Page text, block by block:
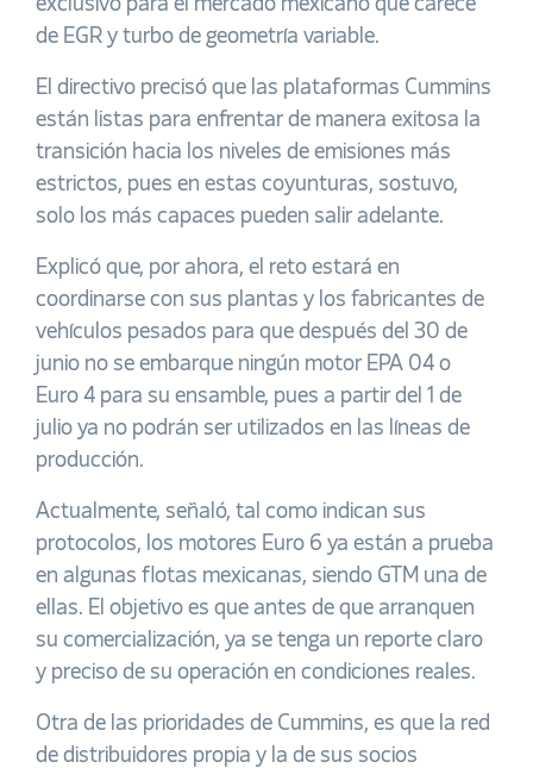
exclusivo para el mercado mexicano que carece
de EGR y turbo de geometría variable.
El directivo precisó que las plataformas Cummins
están listas para enfrentar de manera exitosa la
transición hacia los niveles de emisiones más
estrictos, pues en estas coyunturas, sostuvo,
solo los más capaces pueden salir adelante.
Explicó que, por ahora, el reto estará en
coordinarse con sus plantas y los fabricantes de
vehículos pesados para que después del 30 de
junio no se embarque ningún motor EPA 04 o
Euro 4 para su ensamble, pues a partir del 1 de
julio ya no podrán ser utilizados en las líneas de
producción.
Actualmente, señaló, tal como indican sus
protocolos, los motores Euro 6 ya están a prueba
en algunas flotas mexicanas, siendo GTM una de
ellas. El objetivo es que antes de que arranquen
su comercialización, ya se tenga un reporte claro
y preciso de su operación en condiciones reales.
Otra de las prioridades de Cummins, es que la red
de distribuidores propia y la de sus socios